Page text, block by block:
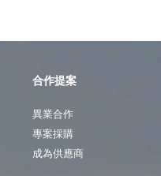
合作提案
異業合作
專案採購
成為供應商